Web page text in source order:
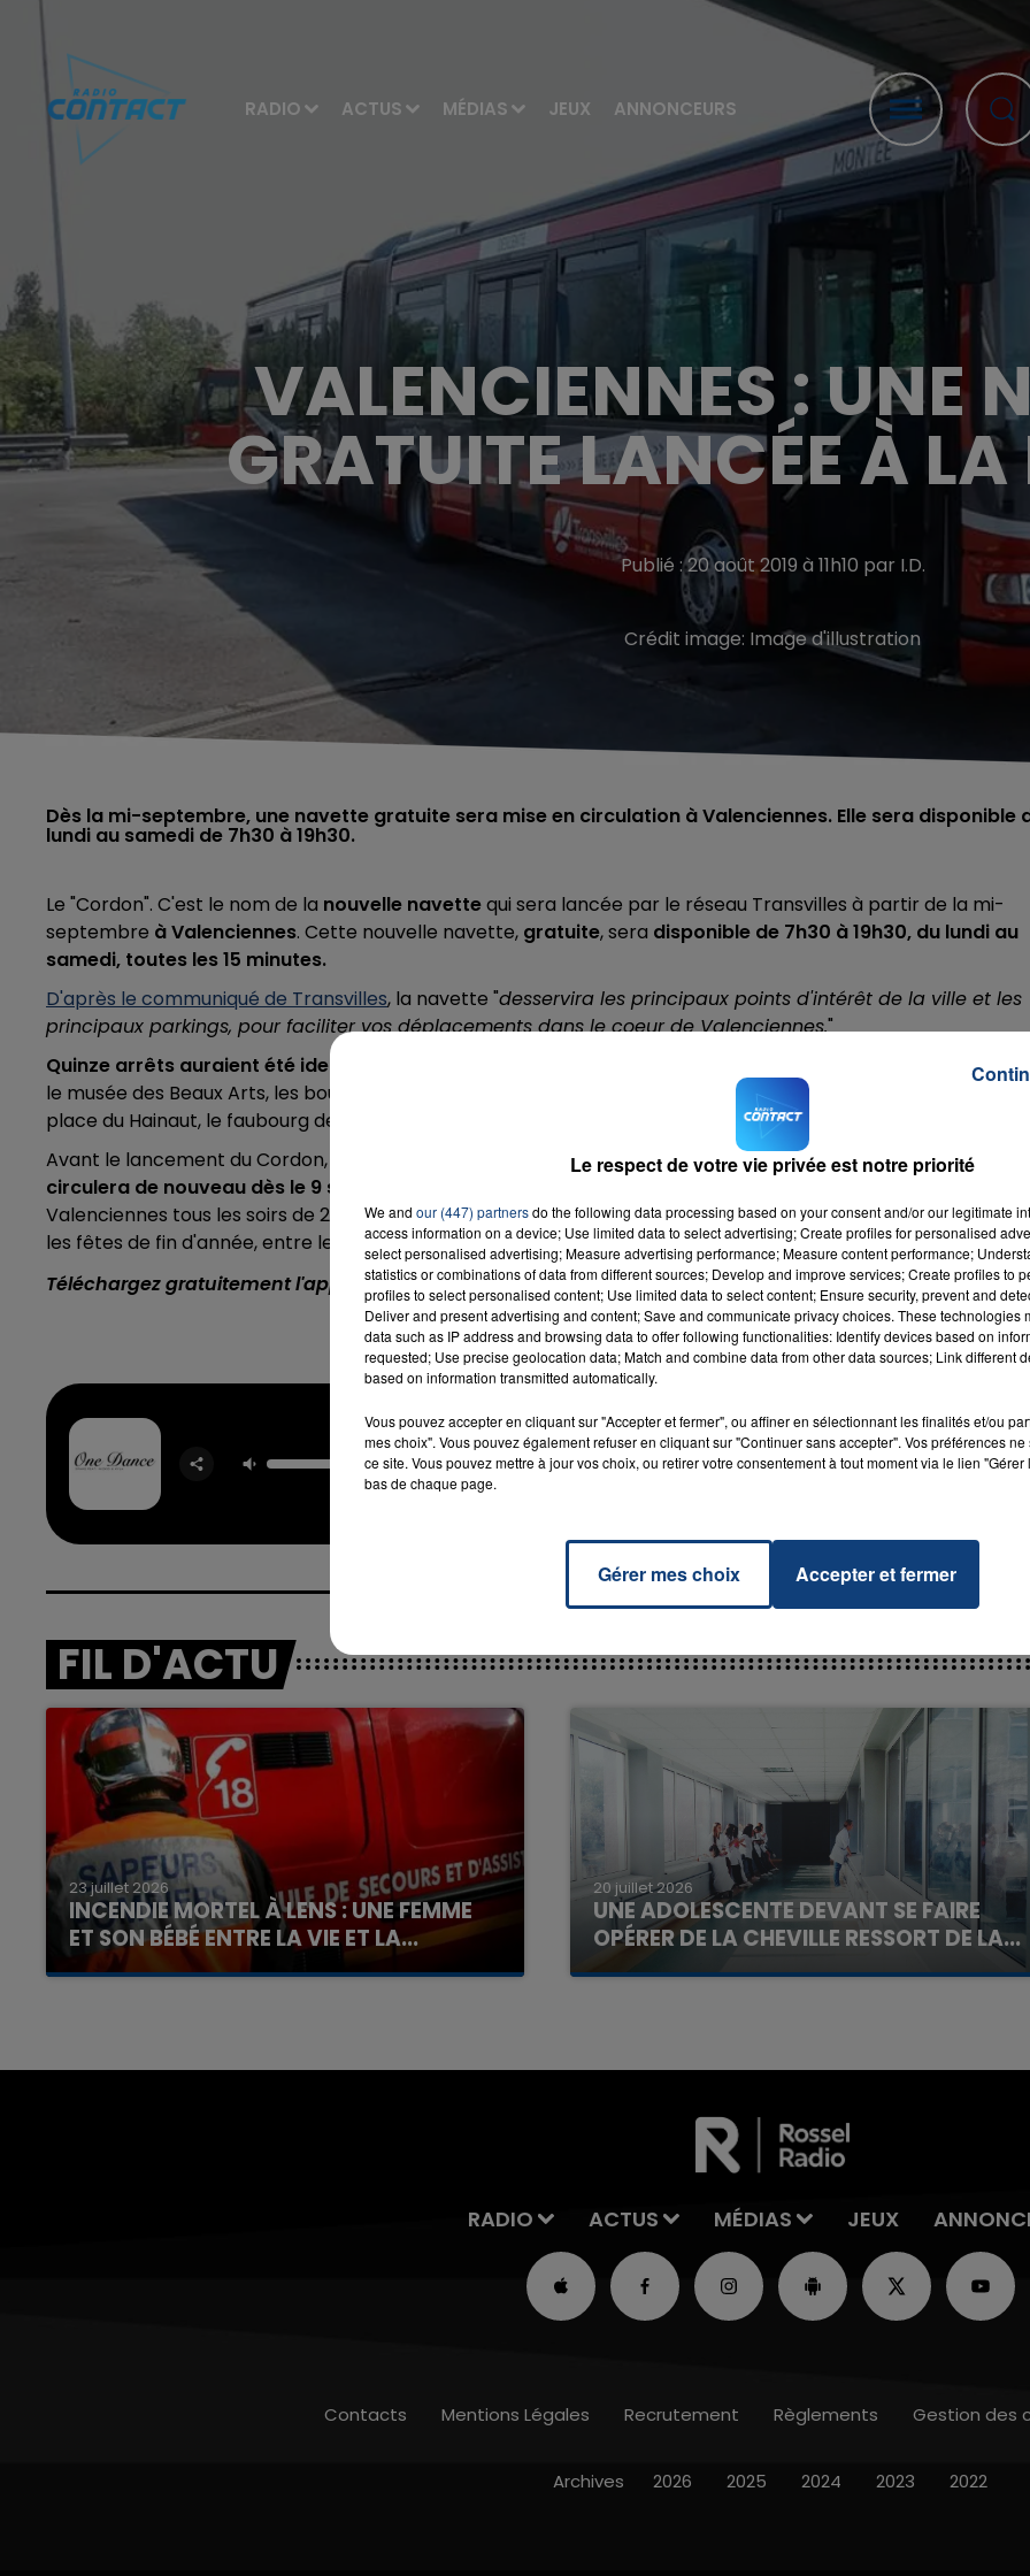
RADIO ACTUS MÉDIAS JEUX ANNONCEURS
VALENCIENNES : UNE
GRATUITE LANCÉE À LA
Publié : 20 août 2019 à 11h10 par I.D.
Crédit image: Image d'illustration
Dès la mi-septembre, une navette gratuite sera mise en circulation à Valenciennes. Elle sera disponible
lundi au samedi de 7h30 à 19h30.
Le "Cordon". C'est le nom de la nouvelle navettequi sera lancée par le réseau Transvilles à partir de la mi-
septembre à Valenciennes. Cette nouvelle navette, gratuite,sera disponible de 7h30 à 19h30, du lundi au
samedi, toutes les 15 minutes.
D'après le communiqué de Transvilles, la navette "desservira les principaux points d'intérêt de la ville et les
principaux parkings, pour faciliter vos déplacements dans le coeur de Valenciennes."
Quinze arrêts auraient été identifiés
. Parmi eux : le parking Lacuzon, la place Saint-Nicolas, la place
le musée des Beaux Arts, les boulevards Pater et Poterne, le futur marché couvert, la gare de Valenciennes la
place du Hainaut, le faubourg de paris et la maison des associations.
Avant le lancement du Cordon, sachez également que "
la Luciole" (ligne de nuit lancée en décembre 2018
circulera de nouveau dès le 9 septembre prochain
Valenciennes tous les soirs de 21h30 à 1 heure, fonctionnera jusqu'au 6 juin 2020. Elle sera interrompue
les fêtes de fin d'année, entre le 22 décembre et le 6 janvier.
Téléchargez gratuitement l'application Contact FM sur
et
One Dance
DRAKE
RADIO CONTACT
FIL D'ACTU
23 juillet 2026
INCENDIE MORTEL À LENS : UNE FEMME
ET SON BÉBÉ ENTRE LA VIE ET LA...
Un homme s'est immolé par le feu après avoir
20 juillet 2026
UNE ADOLESCENTE DEVANT SE FAIRE
OPÉRER DE LA CHEVILLE RESSORT DE LA...
La famille a porté plainte contre la clinique qui a
La Team de l'été
RADIO ACTUS MÉDIAS JEUX
Contacts Mentions Légales Recrutement Règlements Gestion des
Archives 2026 2025 2024 2023 2022
Le respect de votre vie privée est notre priorité
We and our (447) partnersdo the following data processing based on your consent and/or our legitimate
access information on a device; Use limited data to select advertising; Create profiles for personalised
select personalised advertising; Measure advertising performance; Measure content performance;
statistics or combinations of data from different sources; Develop and improve services; Create profiles to
profiles to select personalised content; Use limited data to select content; Ensure security, prevent and
Deliver and present advertising and content; Save and communicate privacy choices. These technologies
data such as IP address and browsing data to offer following functionalities: Identify devices based on
requested; Use precise geolocation data; Match and combine data from other data sources; Link different
based on information transmitted automatically.
Vous pouvez accepter en cliquant sur "Accepter et fermer", ou affiner en sélectionnant les finalités et/ou
mes choix". Vous pouvez également refuser en cliquant sur "Continuer sans accepter". Vos préférences
ce site. Vous pouvez mettre à jour vos choix, ou retirer votre consentement à tout moment via le lien
bas de chaque page.
Gérer mes choix Accepter et fermer